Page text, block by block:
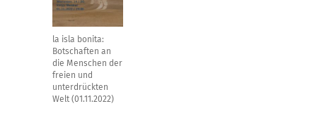
la isla bonita:
Botschaften an
die Menschen der
freien und
unterdrückten
Welt (01.11.2022)